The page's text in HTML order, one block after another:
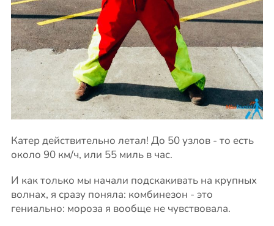
Катер действительно летал! До 50 узлов - то есть
около 90 км/ч, или 55 миль в час.
И как только мы начали подскакивать на крупных
волнах, я сразу поняла: комбинезон - это
гениально: мороза я вообще не чувствовала.